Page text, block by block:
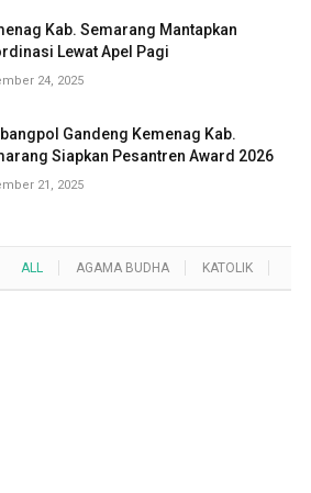
Kab. Semarang Mantapkan
Lewat Apel Pagi
24, 2025
Gandeng Kemenag Kab.
Siapkan Pesantren Award 2026
21, 2025
ALL AGAMA BUDHA KATOLIK